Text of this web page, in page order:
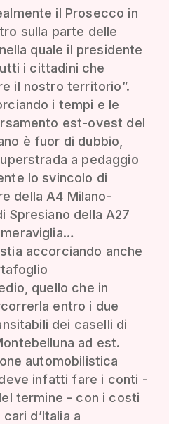
il Prosecco in
sulla parte delle
quale il presidente
i cittadini che
il nostro territorio”.
i tempi e le
est-ovest del
è fuor di dubbio,
a pedaggio
lo svincolo di
della A4 Milano-
Spresiano della A27
meraviglia…
accorciando anche
quello che in
entro i due
dei caselli di
ad est.
automobilistica
infatti fare i conti -
termine - con i costi
d’Italia a